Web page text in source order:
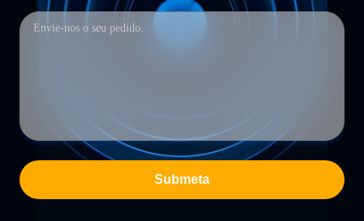
Submeta